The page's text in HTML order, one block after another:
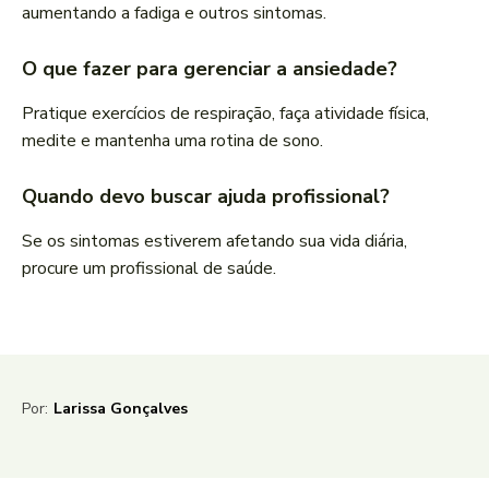
aumentando a fadiga e outros sintomas.
O que fazer para gerenciar a ansiedade?
Pratique exercícios de respiração, faça atividade física,
medite e mantenha uma rotina de sono.
Quando devo buscar ajuda profissional?
Se os sintomas estiverem afetando sua vida diária,
procure um profissional de saúde.
Por: Larissa Gonçalves